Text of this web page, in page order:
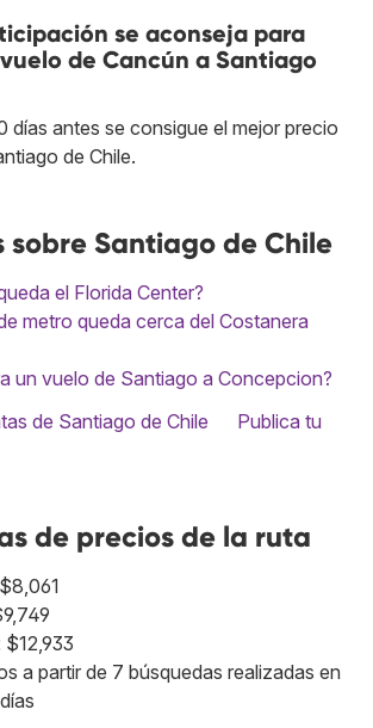
se aconseja para
de Cancún a Santiago
días antes se consigue el mejor precio
de Chile.
sobre Santiago de Chile
el Florida Center?
metro queda cerca del Costanera
un vuelo de Santiago a Concepcion?
de Santiago de Chile
Publica tu
de precios de la ruta
a partir de 7 búsquedas realizadas en